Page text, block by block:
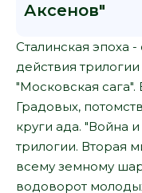
Аксенов"
Сталинская эпоха
действия
"Московская
Градовых,
круги ада. "Война
трилогии. Вторая
всему земному
водоворот